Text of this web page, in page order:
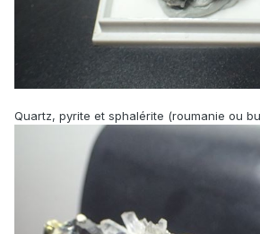
Quartz, pyrite et sphalérite (roumanie ou